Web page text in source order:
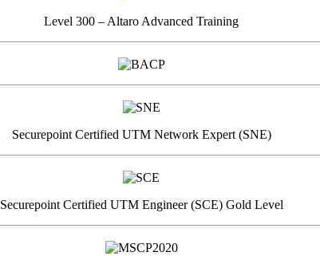
Level 300 – Altaro Advanced Training
Securepoint Certified UTM Network Expert (SNE)
Securepoint Certified UTM Engineer (SCE) Gold Level